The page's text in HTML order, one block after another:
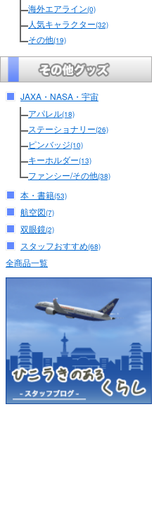
海外エアライン(0)
人気キャラクター(32)
その他(19)
JAXA・NASA・宇宙
アパレル(18)
ステーショナリー(26)
ピンバッジ(10)
キーホルダー(13)
ファンシー/その他(38)
本・書籍(53)
航空図(7)
双眼鏡(2)
スタッフおすすめ(68)
全商品一覧